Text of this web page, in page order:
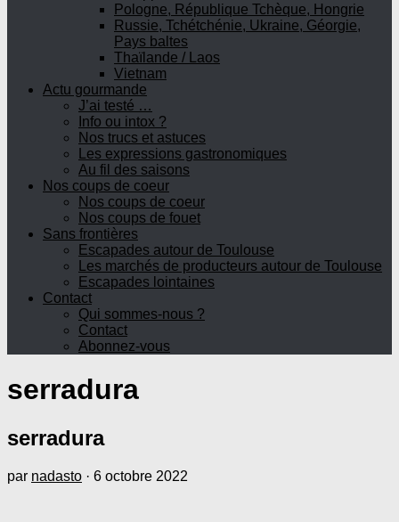
Pologne, République Tchèque, Hongrie
Russie, Tchétchénie, Ukraine, Géorgie,
Pays baltes
Thaïlande / Laos
Vietnam
Actu gourmande
J’ai testé …
Info ou intox ?
Nos trucs et astuces
Les expressions gastronomiques
Au fil des saisons
Nos coups de coeur
Nos coups de coeur
Nos coups de fouet
Sans frontières
Escapades autour de Toulouse
Les marchés de producteurs autour de Toulouse
Escapades lointaines
Contact
Qui sommes-nous ?
Contact
Abonnez-vous
serradura
serradura
par nadasto · 6 octobre 2022